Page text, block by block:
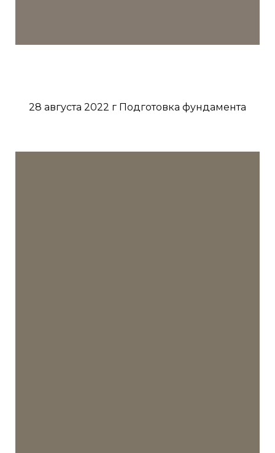
28 августа 2022 г Подготовка фундамента